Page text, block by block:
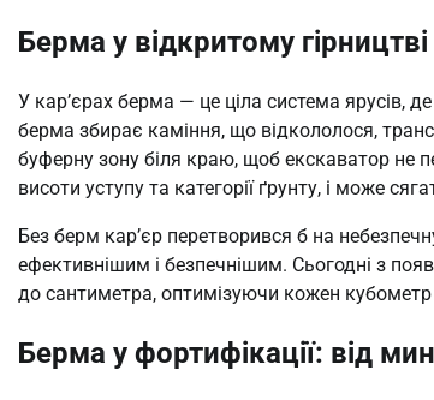
Берма у відкритому гірництві
У кар’єрах берма — це ціла система ярусів,
берма збирає каміння, що відкололося,
буферну зону біля краю, щоб екскаватор не
висоти уступу та категорії ґрунту, і може
Без берм кар’єр перетворився б на
ефективнішим і безпечнішим. Сьогодні з
до сантиметра, оптимізуючи кожен
Берма у фортифікації: від